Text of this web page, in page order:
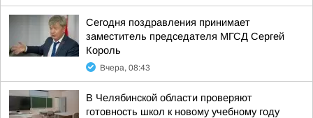
Сегодня поздравления принимает
заместитель председателя МГСД Сергей
Король
Вчера, 08:43
В Челябинской области проверяют
готовность школ к новому учебному году